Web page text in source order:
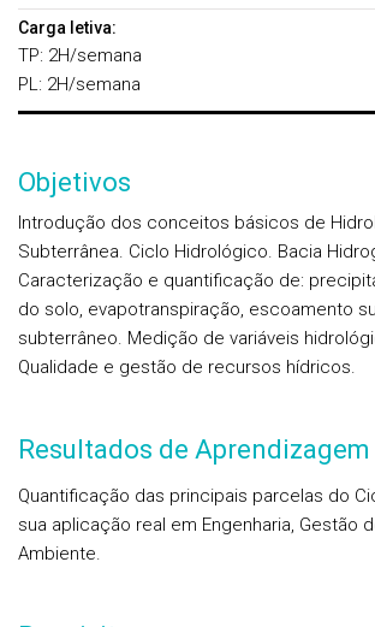
Carga letiva:
TP: 2H/semana
PL: 2H/semana
Objetivos
Introdução dos conceitos básicos de
Subterrânea. Ciclo Hidrológico. Bacia
Caracterização e quantificação de:
do solo, evapotranspiração, escoamento
subterrâneo. Medição de variáveis
Qualidade e gestão de recursos hídricos.
Resultados de Aprendizagem
Quantificação das principais parcelas do
sua aplicação real em Engenharia, Gestão
Ambiente.